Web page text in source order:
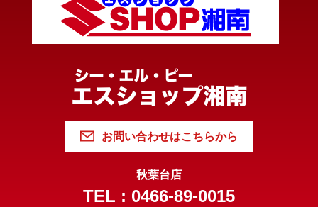
お問い合わせはこちらから
秋葉台店
TEL : 0466-89-0015